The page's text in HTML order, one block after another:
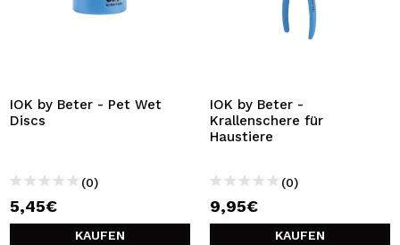
Durch die Erstellung eines Kontos bei Maquillalia.de
können Sie Ihre Einkäufe schnell tätigen, den Status Ihrer
BENUTZERKONTO ERSTELLEN
IOK by Beter - Pet Wet
Discs
(0)
5,45€
KAUFEN
IOK by Beter -
Krallenschere für
Haustiere
(0)
9,95€
KAUFEN